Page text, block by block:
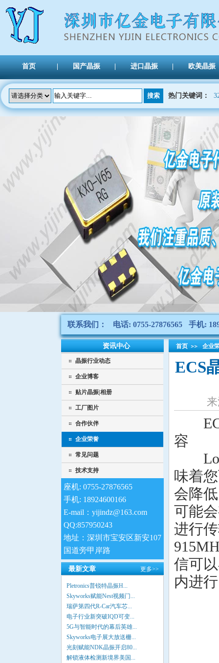
首页 国产晶振 进口晶振 欧美晶振
热门关键词：
联系我们： 电话: 0755-27876565 手机:
资讯中心
晶振行业动态
企业博客
贴片晶振|相册
工厂图片
合作伙伴
企业荣誉
常见问题
技术支持
座机: 0755-27876565
手机: 18924600166
E-mail：yijindz@163.com
QQ:857950243
地址：深圳市宝安区新安107
国道旁甲岸路
最新文章 更多>>
Pletronics普锐特晶振H...
Skyworks赋能Nest视频门...
瑞萨第四代R-Car汽车芯...
电子行业新突破IQD可变...
5G与智能时代的幕后英雄...
Skyworks电子展大放送栅...
光刻赋能NDK晶振开启80...
解锁液体检测新境界美国...
首页 企业
ECS
ECS
容
味着
会降
可能
进行
信可
内进